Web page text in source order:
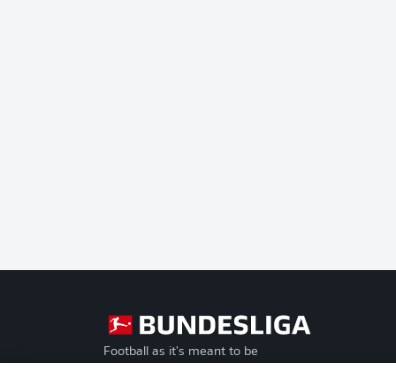
Football as it's meant to be